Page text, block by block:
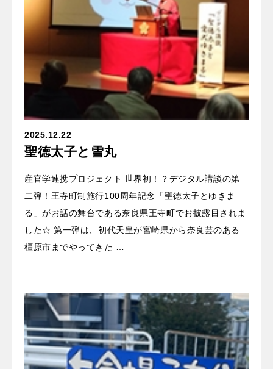
2025.12.22
聖徳太子と雪丸
産官学連携プロジェクト 世界初！？デジタル講談の第
二弾！王寺町制施行100周年記念「聖徳太子とゆきま
る」がお話の舞台である奈良県王寺町でお披露目されま
した☆ 第一弾は、初代天皇が宮崎県から奈良芸のある
橿原市までやってきた …